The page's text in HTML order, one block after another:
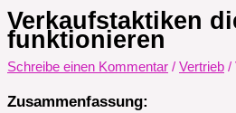
Verkaufstaktiken
funktionieren
Schreibe einen Kommentar / Vertrieb /
Zusammenfassung: